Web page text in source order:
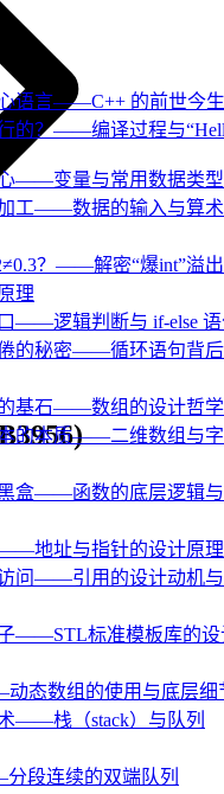
语言——C++ 的前世今生
的？——编译过程与
——变量与常用数据类型
工——数据的输入与算
？——解密“爆int”溢
理
——逻辑判断与 if-else
的秘密——循环语句背
基石——数组的设计哲学
的本质——二维数组与
盒——函数的底层逻辑
地址与指针的设计原理
问——引用的设计动机
——STL标准模板库的设
态数组的使用与底层细
——栈（stack）与队列
段连续的双端队列